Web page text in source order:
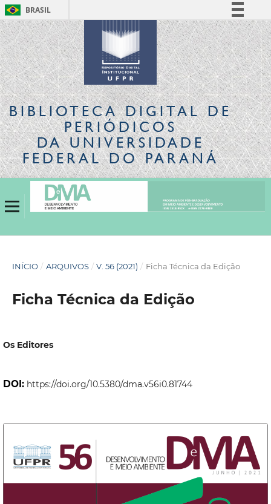
BRASIL
Simplifique!
Comunica BR
Participe
Acesso à informação
Legislação
Canais
BIBLIOTECA DIGITALDE
PERIÓDICOS
DA UNIVERSIDADE
FEDERAL DO PARANÁ
INÍCIO / ARQUIVOS / V. 56 (2021) / Ficha Técnica da Edição
Ficha Técnica da Edição
Os Editores
DOI: https://doi.org/10.5380/dma.v56i0.81744